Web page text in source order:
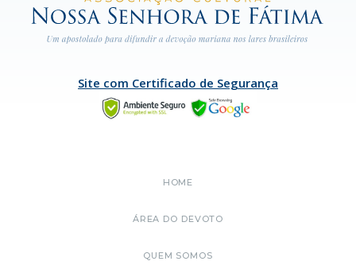
Site com Certificado de Segurança
HOME
ÁREA DO DEVOTO
QUEM SOMOS